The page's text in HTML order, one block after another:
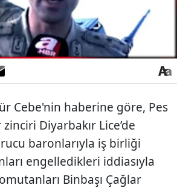
Cebe'nin haberine göre, Pes
Diyarbakır Lice’de
baronlarıyla iş birliği
engelledikleri iddiasıyla
Binbaşı Çağlar